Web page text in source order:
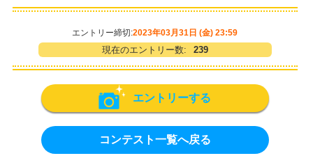
エントリー締切:2023年03月31日 (金) 23:59
現在のエントリー数: 239
エントリーする
コンテスト一覧へ戻る